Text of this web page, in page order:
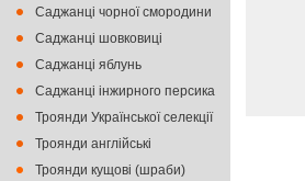
Саджанці чорної смородини
Саджанці шовковиці
Саджанці яблунь
Саджанці інжирного персика
Троянди Української селекції
Троянди англійські
Троянди кущові (шраби)